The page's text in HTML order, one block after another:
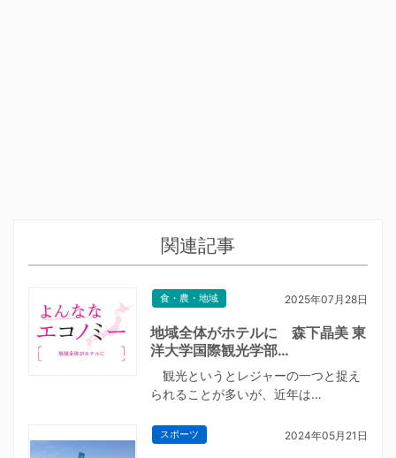
関連記事
食・農・地域 2025年07月28日
地域全体がホテルに 森下晶美 東
洋大学国際観光学部…
観光というとレジャーの一つと捉え
られることが多いが、近年は…
スポーツ 2024年05月21日